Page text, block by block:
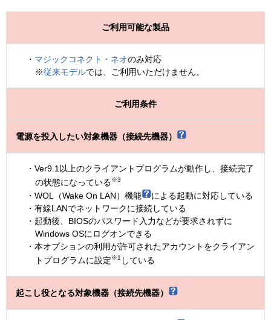
ご利用可能な製品
マジックコネクト・ネオのみ対応
※従来モデルでは、ご利用いただけません。
ご利用条件
電源を投入したい対象機器（接続先機器）
Ver9.1以上のクライアントプログラムが動作し、接続完了
の状態になっている※3
WOL（Wake On LAN）機能
による起動に対応している
有線LANでネットワークに接続している
起動後、BIOSのパスワード入力などが要求されずに
Windows OSにログオンできる
本オプションの利用が許可されたアカウントをクライアン
トプログラムに設定※1 している
起こし役となる対象機器（接続先機器）